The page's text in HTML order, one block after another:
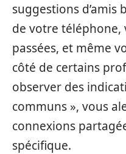
suggestions d’amis
de votre téléphone,
passées, et même
côté de certains
observer des
communs », vous
connexions
spécifique.